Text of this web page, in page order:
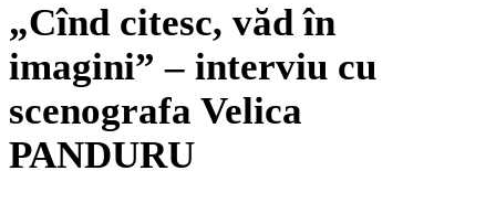
„Cînd citesc, văd în
imagini” – interviu cu
scenografa Velica
PANDURU